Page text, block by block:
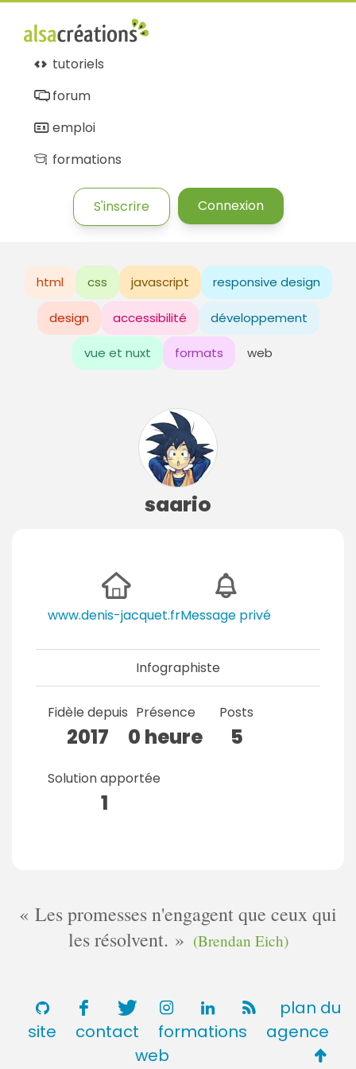
tutoriels
forum
emploi
formations
S'inscrire Connexion
html css javascript responsive design
design accessibilité développement
vue et nuxt formats web
saario
www.denis-jacquet.frMessage privé
Infographiste
Fidèle depuis
2017
Présence
0 heure
Posts
5
Solution apportée
1
Les promesses n'engagent que ceux qui
les résolvent.
(Brendan Eich)
plan du
site
contact formations
agence
web